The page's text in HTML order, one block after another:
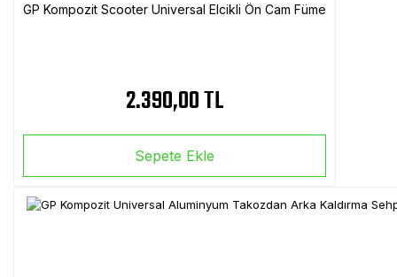
GP Kompozit Scooter Universal Elcikli Ön Cam Füme
2.390,00 TL
Sepete Ekle